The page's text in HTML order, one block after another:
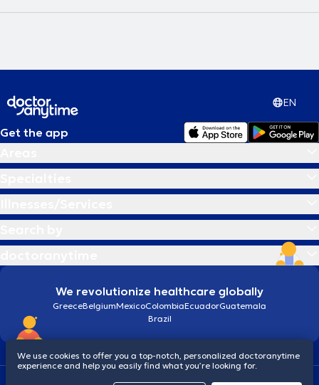
EN
Get the app
We revolutionize healthcare globally
GreeceBelgiumMexicoColombiaEcuadorGuatemala
Brazil
Cookiesdoctoranytime: Data Protection Policy
We use cookies to offer you a top-notch, personalized doctoranytime
experience and help you easily find what you’re looking for.